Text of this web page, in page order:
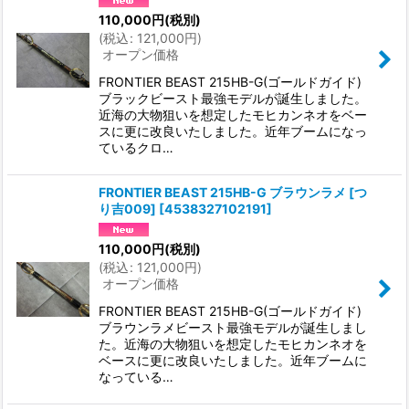
110,000円(税別)
(税込: 121,000円)
オープン価格
FRONTIER BEAST 215HB-G(ゴールドガイド)
ブラックビースト最強モデルが誕生しました。
近海の大物狙いを想定したモヒカンネオをベー
スに更に改良いたしました。近年ブームになっ
ているクロ…
FRONTIER BEAST 215HB-G ブラウンラメ [つ
り吉009] [4538327102191]
110,000円(税別)
(税込: 121,000円)
オープン価格
FRONTIER BEAST 215HB-G(ゴールドガイド)
ブラウンラメビースト最強モデルが誕生しまし
た。近海の大物狙いを想定したモヒカンネオを
ベースに更に改良いたしました。近年ブームに
なっている…